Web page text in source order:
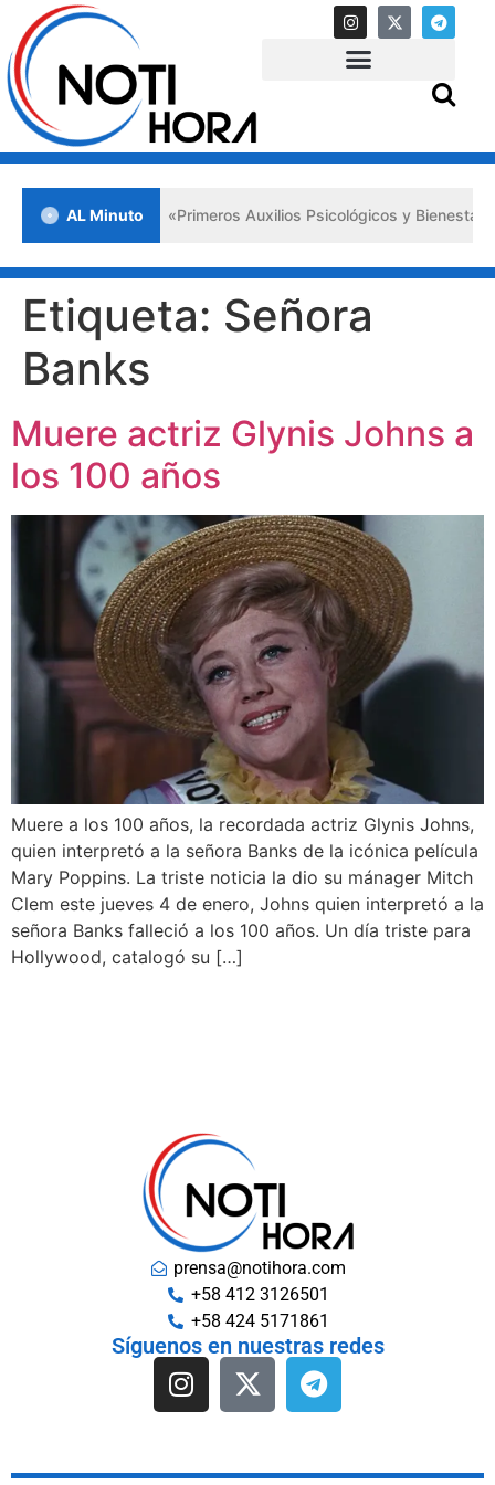
AL Minuto
en Lara impulsa los «Primeros Auxilios Psicológicos y Bienestar
Etiqueta: Señora
Banks
Muere actriz Glynis Johns a
los 100 años
Muere a los 100 años, la recordada actriz Glynis Johns,
quien interpretó a la señora Banks de la icónica película
Mary Poppins. La triste noticia la dio su mánager Mitch
Clem este jueves 4 de enero, Johns quien interpretó a la
señora Banks falleció a los 100 años. Un día triste para
Hollywood, catalogó su […]
prensa@notihora.com
+58 412 3126501
+58 424 5171861
Síguenos en nuestras redes